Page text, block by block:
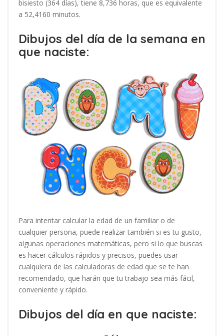
bisiesto (364 días), tiene 8,736 horas, que es equivalente
a 52,4160 minutos.
Dibujos del día de la semana en
que naciste:
Para intentar calcular la edad de un familiar o de
cualquier persona, puede realizar también si es tu gusto,
algunas operaciones matemáticas, pero si lo que buscas
es hacer cálculos rápidos y precisos, puedes usar
cualquiera de las calculadoras de edad que se te han
recomendado, que harán que tu trabajo sea más fácil,
conveniente y rápido.
Dibujos del día en que naciste: